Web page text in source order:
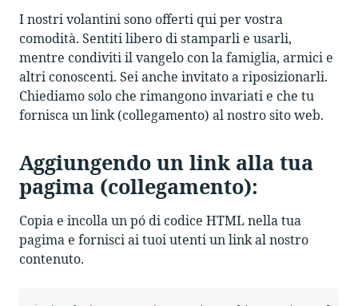
I nostri volantini sono offerti qui per vostra
comodità. Sentiti libero di stamparli e usarli,
mentre condiviti il vangelo con la famiglia, armici e
altri conoscenti. Sei anche invitato a riposizionarli.
Chiediamo solo che rimangono invariati e che tu
fornisca un link (collegamento) al nostro sito web.
Aggiungendo un link alla tua
pagima (collegamento):
Copia e incolla un pó di codice HTML nella tua
pagima e fornisci ai tuoi utenti un link al nostro
contenuto.